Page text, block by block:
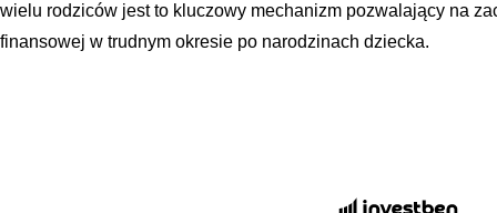
wielu rodziców jest to kluczowy mechanizm pozwalający na
finansowej w trudnym okresie po narodzinach dziecka.